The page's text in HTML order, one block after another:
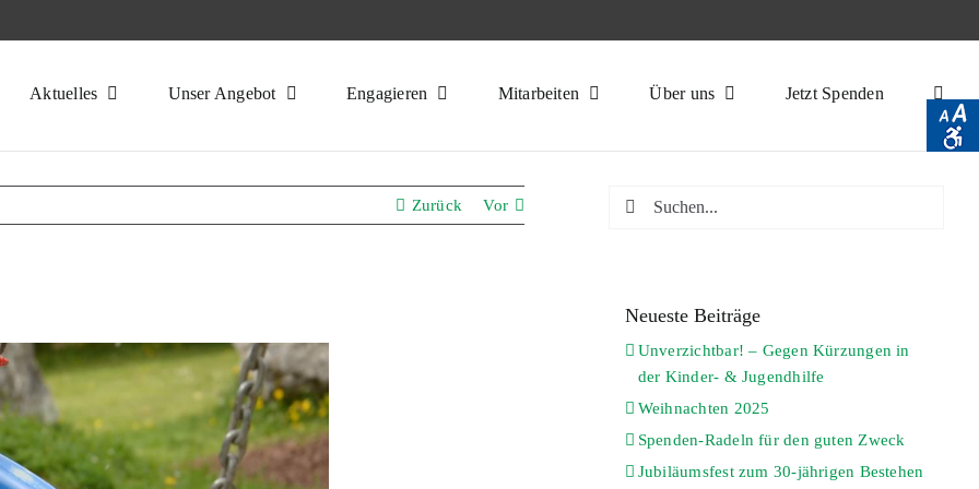
Aktuelles Unser Angebot Engagieren Mitarbeiten Über uns Jetzt Spenden
Zurück Vor
Suche
Neueste Beiträge
Unverzichtbar! – Gegen Kürzungen in
der Kinder- & Jugendhilfe
Weihnachten 2025
Spenden-Radeln für den guten Zweck
Jubiläumsfest zum 30-jährigen Bestehen